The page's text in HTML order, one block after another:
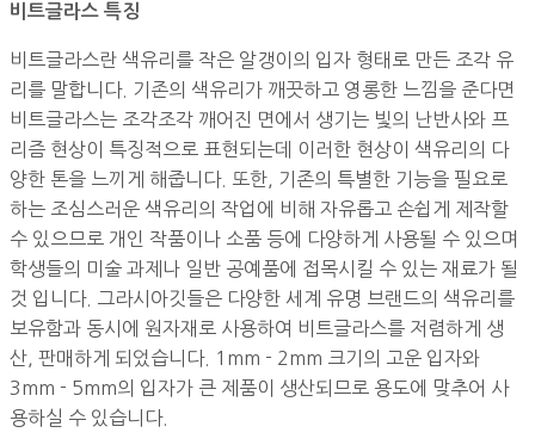
비트글라스 특징
비트글라스란 색유리를 작은 알갱이의 입자 형태로 만든 조각 유
리를 말합니다. 기존의 색유리가 깨끗하고 영롱한 느낌을 준다면
비트글라스는 조각조각 깨어진 면에서 생기는 빛의 난반사와 프
리즘 현상이 특징적으로 표현되는데 이러한 현상이 색유리의 다
양한 톤을 느끼게 해줍니다. 또한, 기존의 특별한 기능을 필요로
하는 조심스러운 색유리의 작업에 비해 자유롭고 손쉽게 제작할
수 있으므로 개인 작품이나 소품 등에 다양하게 사용될 수 있으며
학생들의 미술 과제나 일반 공예품에 접목시킬 수 있는 재료가 될
것 입니다. 그라시아깃들은 다양한 세계 유명 브랜드의 색유리를
보유함과 동시에 원자재로 사용하여 비트글라스를 저렴하게 생
산, 판매하게 되었습니다. 1mm - 2mm 크기의 고운 입자와
3mm - 5mm의 입자가 큰 제품이 생산되므로 용도에 맞추어 사
용하실 수 있습니다.